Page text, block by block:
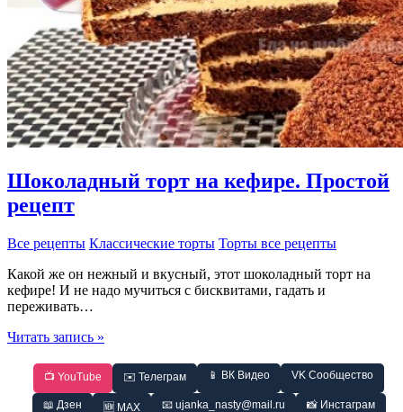
Шоколадный торт на кефире. Простой
рецепт
Все рецепты Классические торты Торты все рецепты
Какой же он нежный и вкусный, этот шоколадный торт на
кефире! И не надо мучиться с бисквитами, гадать и
переживать…
Шоколадный
кефире.
Простой
Читать запись »
📺 YouTube ✉️ Телеграм 📱 ВК Видео VK Сообщество
📖 Дзен 🆕 MAX 📧 ujanka_nasty@mail.ru 📸 Инстаграм